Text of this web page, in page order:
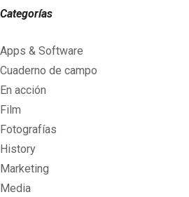
Categorías
Apps & Software
Cuaderno de campo
En acción
Film
Fotografías
History
Marketing
Media